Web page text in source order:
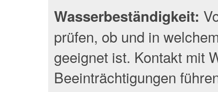
Wasserbeständigkeit:
prüfen, ob und in
geeignet ist. Kontakt mit
Beeinträchtigungen